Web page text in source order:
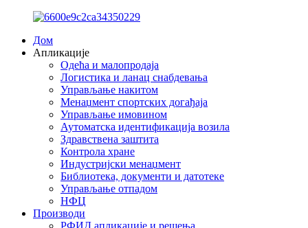
Дом
Апликације
Одећа и малопродаја
Логистика и ланац снабдевања
Управљање накитом
Менаџмент спортских догађаја
Управљање имовином
Аутоматска идентификација возила
Здравствена заштита
Контрола хране
Индустријски менаџмент
Библиотека, документи и датотеке
Управљање отпадом
НФЦ
Производи
РФИД апликације и решења